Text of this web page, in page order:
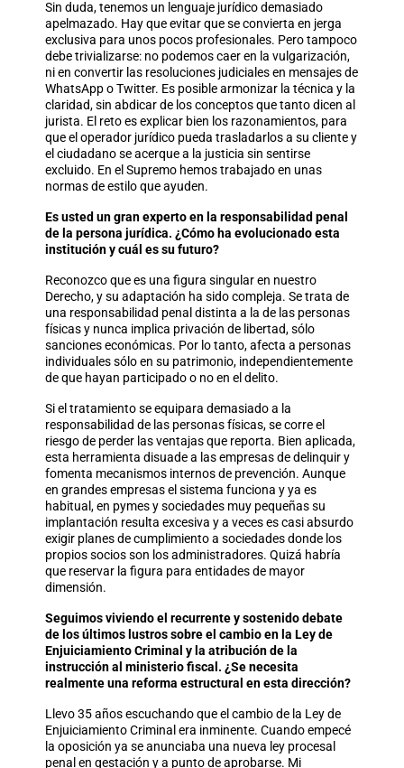
Sin duda, tenemos un lenguaje jurídico demasiado
apelmazado. Hay que evitar que se convierta en jerga
exclusiva para unos pocos profesionales. Pero tampoco
debe trivializarse: no podemos caer en la vulgarización,
ni en convertir las resoluciones judiciales en mensajes de
WhatsApp o Twitter. Es posible armonizar la técnica y la
claridad, sin abdicar de los conceptos que tanto dicen al
jurista. El reto es explicar bien los razonamientos, para
que el operador jurídico pueda trasladarlos a su cliente y
el ciudadano se acerque a la justicia sin sentirse
excluido. En el Supremo hemos trabajado en unas
normas de estilo que ayuden.
Es usted un gran experto en la responsabilidad penal
de la persona jurídica. ¿Cómo ha evolucionado esta
institución y cuál es su futuro?
Reconozco que es una figura singular en nuestro
Derecho, y su adaptación ha sido compleja. Se trata de
una responsabilidad penal distinta a la de las personas
físicas y nunca implica privación de libertad, sólo
sanciones económicas. Por lo tanto, afecta a personas
individuales sólo en su patrimonio, independientemente
de que hayan participado o no en el delito.
Si el tratamiento se equipara demasiado a la
responsabilidad de las personas físicas, se corre el
riesgo de perder las ventajas que reporta. Bien aplicada,
esta herramienta disuade a las empresas de delinquir y
fomenta mecanismos internos de prevención. Aunque
en grandes empresas el sistema funciona y ya es
habitual, en pymes y sociedades muy pequeñas su
implantación resulta excesiva y a veces es casi absurdo
exigir planes de cumplimiento a sociedades donde los
propios socios son los administradores. Quizá habría
que reservar la figura para entidades de mayor
dimensión.
Seguimos viviendo el recurrente y sostenido debate
de los últimos lustros sobre el cambio en la Ley de
Enjuiciamiento Criminal y la atribución de la
instrucción al ministerio fiscal. ¿Se necesita
realmente una reforma estructural en esta dirección?
Llevo 35 años escuchando que el cambio de la Ley de
Enjuiciamiento Criminal era inminente. Cuando empecé
la oposición ya se anunciaba una nueva ley procesal
penal en gestación y a punto de aprobarse. Mi